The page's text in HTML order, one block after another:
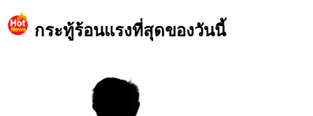
กระทู้ร้อนแรงที่สุดของวันนี้